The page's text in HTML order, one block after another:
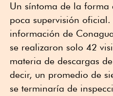
Un síntoma de la forma
poca supervisión
información de
se realizaron solo 42
materia de descargas
decir, un promedio de
se terminaría de